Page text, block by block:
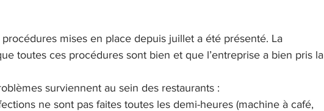
mises en place depuis juillet a été présenté. La
toutes ces procédures sont bien et que l’entreprise a bien pris la
surviennent au sein des restaurants :
ne sont pas faites toutes les demi-heures (machine à café,